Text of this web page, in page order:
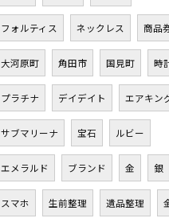
フォルティス ネックレス 商品
大河原町 角田市 国見町 時
プラチナ デイデイト エアキン
サブマリーナ 宝石 ルビー
エメラルド ブランド 金 銀
スマホ 生前整理 遺品整理